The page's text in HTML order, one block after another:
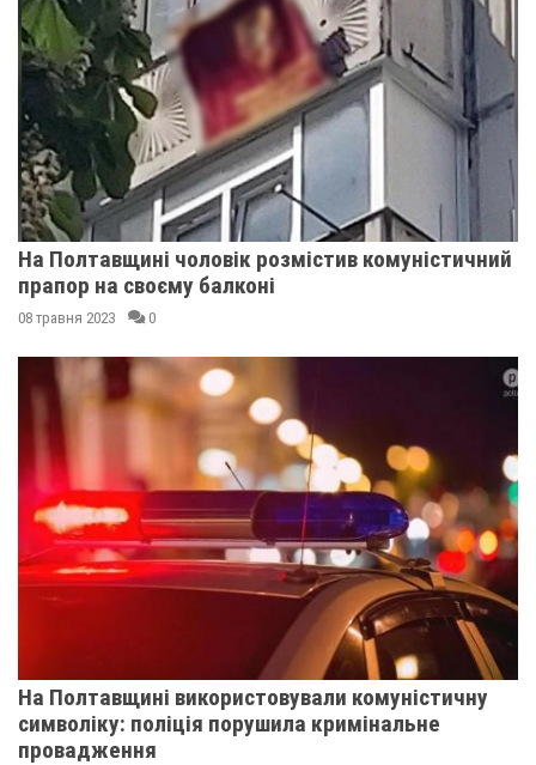
На Полтавщині чоловік розмістив комуністичний
прапор на своєму балконі
08 травня 2023 0
На Полтавщині використовували комуністичну
символіку: поліція порушила кримінальне
провадження